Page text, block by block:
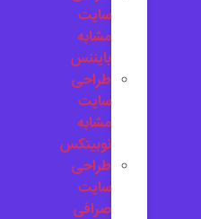
سایت
مشابه
بایننس
طراحی
سایت
مشابه
نوبیتکس
طراحی
سایت
صرافی